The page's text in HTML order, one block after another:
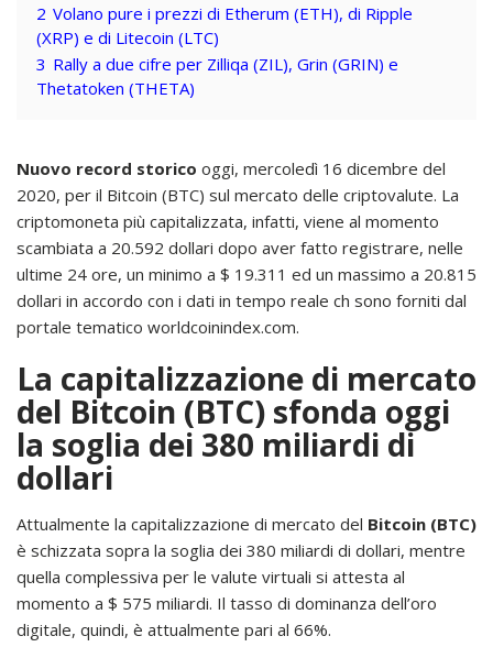
2 Volano pure i prezzi di Etherum (ETH), di Ripple
(XRP) e di Litecoin (LTC)
3 Rally a due cifre per Zilliqa (ZIL), Grin (GRIN) e
Thetatoken (THETA)
Nuovo record storico oggi, mercoledì 16 dicembre del
2020, per il Bitcoin (BTC) sul mercato delle criptovalute. La
criptomoneta più capitalizzata, infatti, viene al momento
scambiata a 20.592 dollari dopo aver fatto registrare, nelle
ultime 24 ore, un minimo a $ 19.311 ed un massimo a 20.815
dollari in accordo con i dati in tempo reale ch sono forniti dal
portale tematico worldcoinindex.com.
La capitalizzazione di mercato
del Bitcoin (BTC) sfonda oggi
la soglia dei 380 miliardi di
dollari
Attualmente la capitalizzazione di mercato del Bitcoin (BTC)
è schizzata sopra la soglia dei 380 miliardi di dollari, mentre
quella complessiva per le valute virtuali si attesta al
momento a $ 575 miliardi. Il tasso di dominanza dell’oro
digitale, quindi, è attualmente pari al 66%.